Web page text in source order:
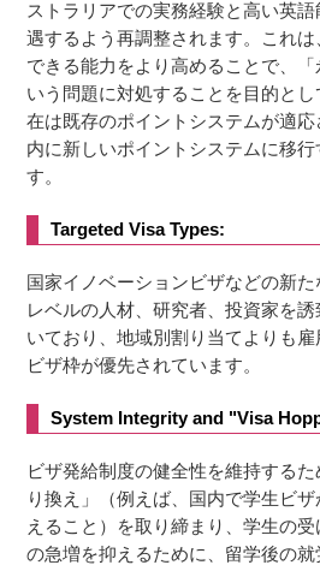
ストラリアでの実務経験と高い英
遇するよう再調整されます。これ
できる能力をより高めることで、
いう問題に対処することを目的と
在は既存のポイントシステムが適
内に新しいポイントシステムに移
す。
Targeted Visa Types:
国家イノベーションビザなどの新
レベルの人材、研究者、投資家を
いており、地域別割り当てよりも
ビザ枠が優先されています。
System Integrity and "Visa
ビザ発給制度の健全性を維持する
り換え」（例えば、国内で学生ビ
えること）を取り締まり、学生の
の急増を抑えるために、留学後の